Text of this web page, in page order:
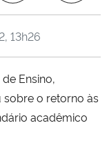
13h26
Ensino,
sobre o retorno às
acadêmico